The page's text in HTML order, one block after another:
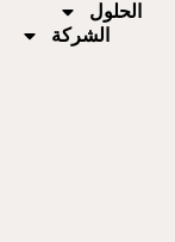
الحلول
الشركة